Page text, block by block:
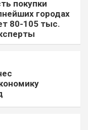
покупки
городах
80-105 тыс.